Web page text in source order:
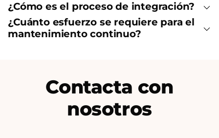
¿Cómo es el proceso de integración?
¿Cuánto esfuerzo se requiere para el
mantenimiento continuo?
Contacta con
nosotros